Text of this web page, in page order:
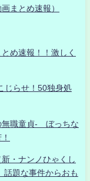
まとめ速報）
め速報！！激しく
じらせ！50独身処
職童貞- ぼっちな
・ナンノひゃくし
題な事件からおも